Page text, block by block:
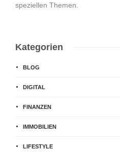
speziellen Themen.
Kategorien
BLOG
DIGITAL
FINANZEN
IMMOBILIEN
LIFESTYLE